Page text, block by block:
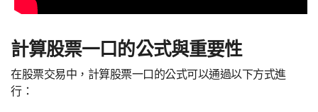
計算股票一口的公式與重要性
在股票交易中，計算股票一口的公式可以通過以下方式進
行：